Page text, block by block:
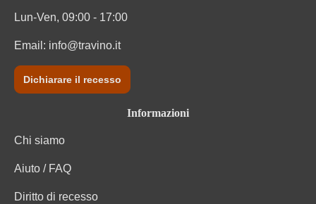
Lun-Ven, 09:00 - 17:00
Email: info@travino.it
Dichiarare il recesso
Informazioni
Chi siamo
Aiuto / FAQ
Diritto di recesso